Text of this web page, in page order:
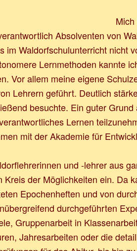
Absolventen von
im Waldorfschulunterricht nicht
Lernmethoden kannte
Vor allem meine eigene
Lehrern geführt. Deutlich
besuchte. Ein guter
Lernen
mit der Akademie für
und -lehrer aus
Kreis der Möglichkeiten ein. Da
Epochenheften und von
durchgeführten
Gruppenarbeit in
Jahresarbeiten oder die